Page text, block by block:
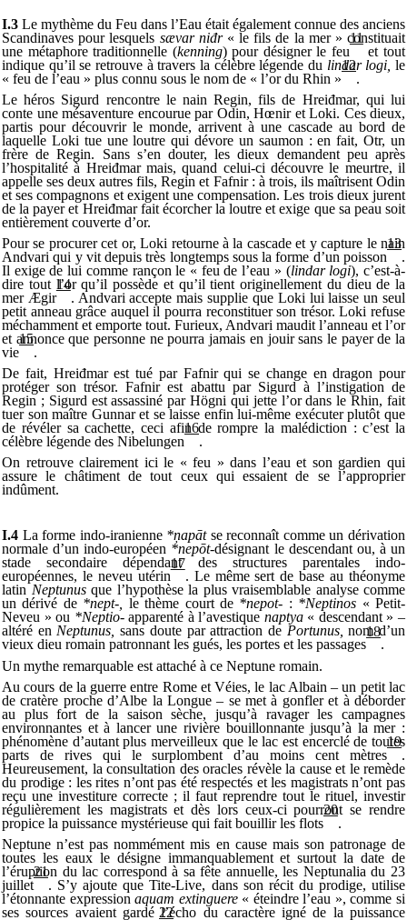
I.3 Le mythème du Feu dans l’Eau était également connue des anciens
Scandinaves pour lesquels sævar niđr « le fils de la mer » constituait
une métaphore traditionnelle (kenning) pour désigner le feu
11
et tout
indique qu’il se retrouve à travers la célèbre légende du lindar logi,le
« feu de l’eau » plus connu sous le nom de « l’or du Rhin »
12
.
Le héros Sigurd rencontre le nain Regin, fils de Hreiđmar, qui lui
conte une mésaventure encourue par Odin, Hœnir et Loki. Ces dieux,
partis pour découvrir le monde, arrivent à une cascade au bord de
laquelle Loki tue une loutre qui dévore un saumon : en fait, Otr, un
frère de Regin. Sans s’en douter, les dieux demandent peu après
l’hospitalité à Hreiđmar mais, quand celui-ci découvre le meurtre, il
appelle ses deux autres fils, Regin et Fafnir : à trois, ils maîtrisent Odin
et ses compagnons et exigent une compensation. Les trois dieux jurent
de la payer et Hreiđmar fait écorcher la loutre et exige que sa peau soit
entièrement couverte d’or.
Pour se procurer cet or, Loki retourne à la cascade et y capture le nain
Andvari qui y vit depuis très longtemps sous la forme d’un poisson
13
.
Il exige de lui comme rançon le « feu de l’eau » (lindar logi), c’est-à-
dire tout l’or qu’il possède et qu’il tient originellement du dieu de la
mer Ægir
14
. Andvari accepte mais supplie que Loki lui laisse un seul
petit anneau grâce auquel il pourra reconstituer son trésor. Loki refuse
méchamment et emporte tout. Furieux, Andvari maudit l’anneau et l’or
et annonce que personne ne pourra jamais en jouir sans le payer de la
vie
15
.
De fait, Hreiđmar est tué par Fafnir qui se change en dragon pour
protéger son trésor. Fafnir est abattu par Sigurd à l’instigation de
Regin ; Sigurd est assassiné par Högni qui jette l’or dans le Rhin, fait
tuer son maître Gunnar et se laisse enfin lui-même exécuter plutôt que
de révéler sa cachette, ceci afin de rompre la malédiction : c’est la
célèbre légende des Nibelungen
16
.
On retrouve clairement ici le « feu » dans l’eau et son gardien qui
assure le châtiment de tout ceux qui essaient de se l’approprier
indûment.
I.4 La forme indo-iranienne *ņapātse reconnaît comme un dérivation
normale d’un indo-européen *nepōt-désignant le descendant ou, à un
stade secondaire dépendant des structures parentales indo-
européennes, le neveu utérin
17
. Le même sert de base au théonyme
latin Neptunusque l’hypothèse la plus vraisemblable analyse comme
un dérivé de *nept-, le thème court de *nepot- : *Neptinos « Petit-
Neveu » ou *Neptio-apparenté à l’avestique naptya « descendant » –
altéré enNeptunus,sans doute par attraction de Portunus,nom d’un
vieux dieu romain patronnant les gués, les portes et les passages
18
.
Un mythe remarquable est attaché à ce Neptune romain.
Au cours de la guerre entre Rome et Véies, le lac Albain – un petit lac
de cratère proche d’Albe la Longue – se met à gonfler et à déborder
au plus fort de la saison sèche, jusqu’à ravager les campagnes
environnantes et à lancer une rivière bouillonnante jusqu’à la mer :
phénomène d’autant plus merveilleux que le lac est encerclé de toutes
parts de rives qui le surplombent d’au moins cent mètres
19
.
Heureusement, la consultation des oracles révèle la cause et le remède
du prodige : les rites n’ont pas été respectés et les magistrats n’ont pas
reçu une investiture correcte ; il faut reprendre tout le rituel, investir
régulièrement les magistrats et dès lors ceux-ci pourront se rendre
propice la puissance mystérieuse qui fait bouillir les flots
20
.
Neptune n’est pas nommément mis en cause mais son patronage de
toutes les eaux le désigne immanquablement et surtout la date de
l’éruption du lac correspond à sa fête annuelle, les Neptunalia du 23
juillet
21
. S’y ajoute que Tite-Live, dans son récit du prodige, utilise
l’étonnante expressionaquam extinguere « éteindre l’eau », comme si
ses sources avaient gardé l’écho du caractère igné de la puissance
22